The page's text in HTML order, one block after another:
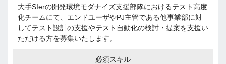
大手SIerの開発環境モダナイズ支援部隊におけるテスト高度
化チームにて、エンドユーザやPJ主管である他事業部に対
してテスト設計の支援やテスト自動化の検討・提案を支援い
ただける方を募集いたします。
必須スキル